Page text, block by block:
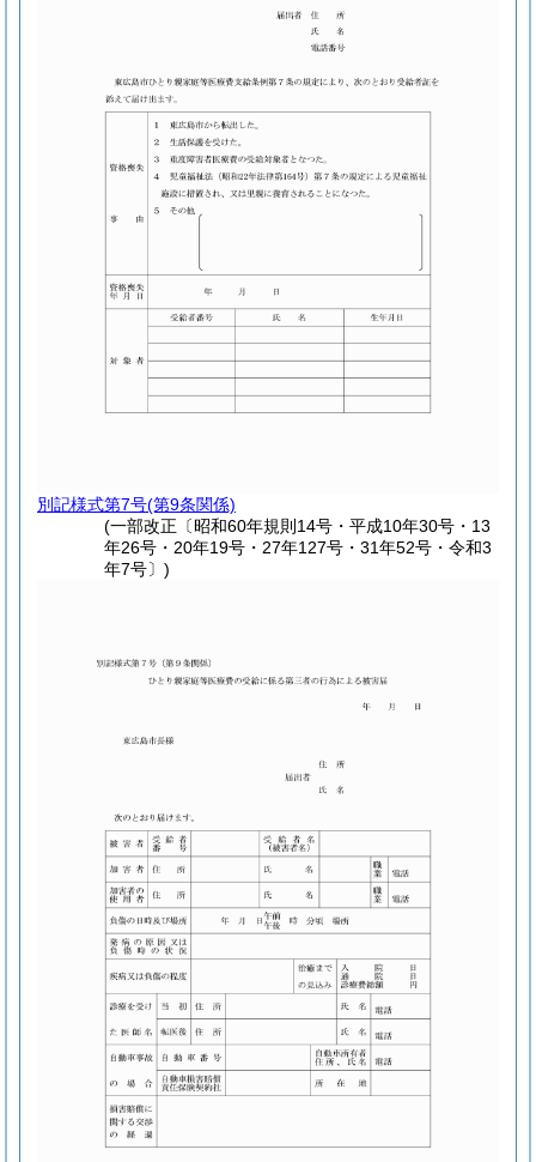
別記様式第7号(第9条関係)
(一部改正〔昭和60年規則14号・平成10年30号・13
年26号・20年19号・27年127号・31年52号・令和3
年7号〕)